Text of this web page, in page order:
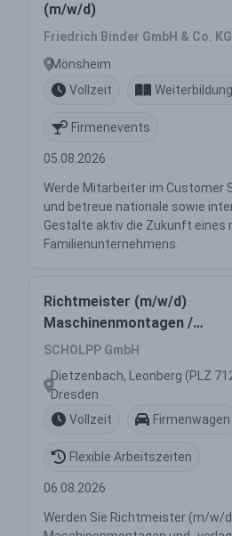
(m/w/d)
Friedrich Binder GmbH & Co. KG
Mönsheim
Vollzeit
Firmenevents
05.08.2026
Werde Mitarbeiter im Customer
und betreue nationale sowie
Gestalte aktiv die Zukunft eines
Familienunternehmens.
Richtmeister (m/w/d)
Maschinenmontagen /
Produktionsverlagerungen
SCHOLPP GmbH
Dietzenbach, Leonberg (PLZ
Dresden
Vollzeit
Firmenwagen
Flexible Arbeitszeiten
06.08.2026
Werden Sie Richtmeister (m/w/